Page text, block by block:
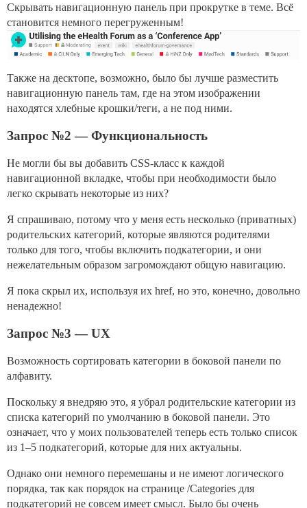
Скрывать навигационную панель при прокрутке в теме. Всё
становится немного перегруженным!
Также на десктопе, возможно, было бы лучше разместить
навигационную панель там, где на этом изображении
находятся хлебные крошки/теги, а не под ними.
Запрос №2 — Функциональность
Не могли бы вы добавить CSS-класс к каждой
навигационной вкладке, чтобы при необходимости было
легко скрывать некоторые из них?
Я спрашиваю, потому что у меня есть несколько (приватных)
родительских категорий, которые являются родителями
только для того, чтобы включить подкатегории, и они
нежелательным образом загромождают общую навигацию.
Я пока скрыл их, используя их href, но это, конечно, довольно
ненадежно!
Запрос №3 — UX
Возможность сортировать категории в боковой панели по
алфавиту.
Поскольку я внедряю это, я убрал родительские категории из
списка категорий по умолчанию в боковой панели. Это
означает, что у моих пользователей теперь есть только список
из 1–5 подкатегорий, которые для них актуальны.
Однако они немного перемешаны и не имеют логического
порядка, так как порядок на странице /Categories для
подкатегорий не совсем имеет смысл. Было бы очень